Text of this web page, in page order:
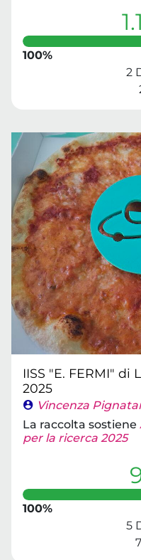
100%
2
IISS "E. FERMI"
2025
Vincenza
La raccolta sostiene
per la ricerca 2025
100%
5